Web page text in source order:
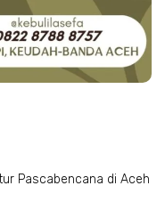
Pascabencana di Aceh